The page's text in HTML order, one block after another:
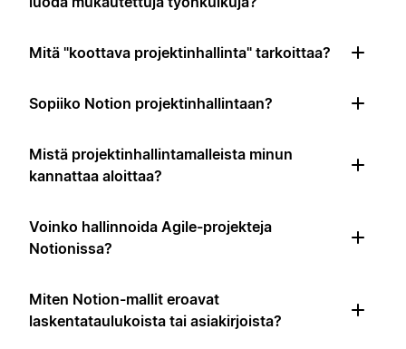
Mitä "koottava projektinhallinta" tarkoittaa?
Sopiiko Notion projektinhallintaan?
Mistä projektinhallintamalleista minun
kannattaa aloittaa?
Voinko hallinnoida Agile-projekteja
Notionissa?
Miten Notion-mallit eroavat
laskentataulukoista tai asiakirjoista?